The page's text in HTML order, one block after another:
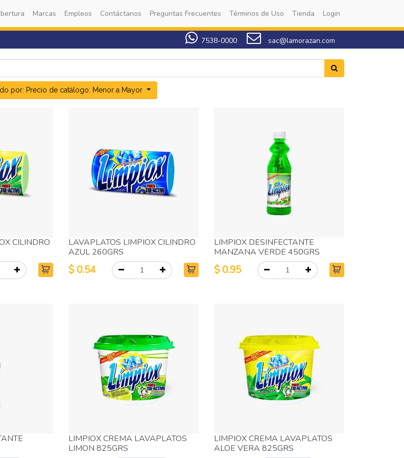
Marcas Empleos Contáctanos Preguntas Frecuentes Términos de Uso Tienda Login
7538-0000 sac@lamorazan.com
por: Precio de catálogo: Menor a Mayor
CILINDRO
LAVAPLATOS LIMPIOX CILINDRO
AZUL 260GRS
$0.54
LIMPIOX DESINFECTANTE
MANZANA VERDE 450GRS
$0.95
LIMPIOX CREMA LAVAPLATOS
LIMON 825GRS
LIMPIOX CREMA LAVAPLATOS
ALOE VERA 825GRS